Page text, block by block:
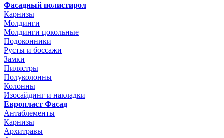
Фасадный полистирол
Карнизы
Молдинги
Молдинги цокольные
Подоконники
Русты и боссажи
Замки
Пилястры
Полуколонны
Колонны
Изосайдинг и накладки
Европласт Фасад
Антаблементы
Карнизы
Архитравы